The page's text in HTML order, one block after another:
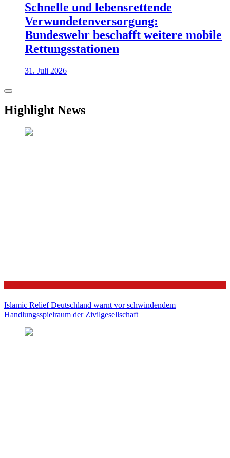
Schnelle und lebensrettende
Verwundetenversorgung:
Bundeswehr beschafft weitere mobile
Rettungsstationen
31. Juli 2026
Highlight News
Islamic Relief Deutschland warnt vor schwindendem
Handlungsspielraum der Zivilgesellschaft